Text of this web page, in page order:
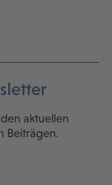
aktuellen
Beiträgen.